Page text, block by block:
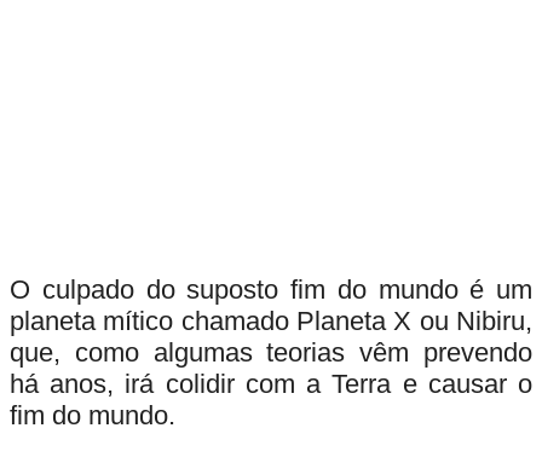
O culpado do suposto fim do mundo é um
planeta mítico chamado Planeta X ou Nibiru,
que, como algumas teorias vêm prevendo
há anos, irá colidir com a Terra e causar o
fim do mundo.